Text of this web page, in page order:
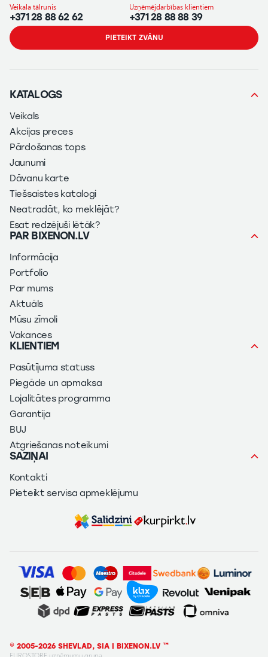
Veikala tālrunis
+371 28 88 62 62
Uzņēmējdarbības klientiem
+371 28 88 88 39
PIETEIKT ZVĀNU
KATALOGS
Veikals
Akcijas preces
Pārdošanas tops
Jaunumi
Dāvanu karte
Tiešsaistes katalogi
Neatradāt, ko meklējāt?
Esat redzējuši lētāk?
PAR BIXENON.LV
Informācija
Portfolio
Par mums
Aktuāls
Mūsu zīmoli
Vakances
KLIENTIEM
Pasūtījuma statuss
Piegāde un apmaksa
Lojalitātes programma
Garantija
BUJ
Atgriešanas noteikumi
SAZIŅAI
Kontakti
Pieteikt servisa apmeklējumu
© 2005-2026 SHEVLAD, SIA | BIXENON.LV ™